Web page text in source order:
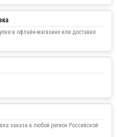
в офлайн-магазине или доставке
заказа в любой регион Российской